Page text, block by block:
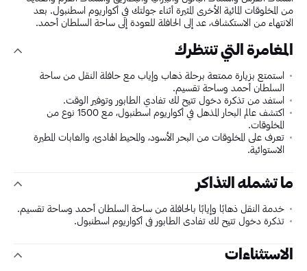
من المخلوقات المائية الأخرى المثيرة أثناء جولتك في أكواريوم اسطنبول. بعد
الانتهاء من الاستكشاف، عد إلى الحافلة للعودة إلى ساحة السلطان أحمد.
المغامرة التي تنتظرك
استمتع بزيارة ممتعة برحلة ذهاب وإياب مع حافلة النقل من ساحة
السلطان أحمد وساحة تقسيم.
استفد من تذكرة دخول تتيح لك تفادي الطابور وتوفير الوقت.
اكتشف عالم البحار المذهل في أكواريوم اسطنبول، مع 1500 نوع من
المخلوقات.
تعرف على المخلوقات من البحر الأسود، والمحيط الهادئ، والغابات المطيرة
الاستوائية.
ما تشمله التذاكر
خدمة النقل ذهابًا وإيابًا بالحافلة من ساحة السلطان أحمد وساحة تقسيم.
تذكرة دخول تتيح لك تفادي الطابور في أكواريوم اسطنبول.
الاستثناءات